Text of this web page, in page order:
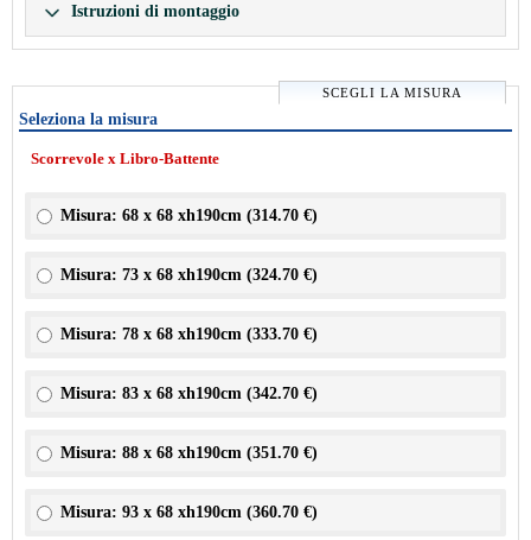
Istruzioni di montaggio
SCEGLI LA MISURA
Seleziona la misura
Scorrevole x Libro-Battente
Misura: 68 x 68 xh190cm (314.70 €)
Misura: 73 x 68 xh190cm (324.70 €)
Misura: 78 x 68 xh190cm (333.70 €)
Misura: 83 x 68 xh190cm (342.70 €)
Misura: 88 x 68 xh190cm (351.70 €)
Misura: 93 x 68 xh190cm (360.70 €)